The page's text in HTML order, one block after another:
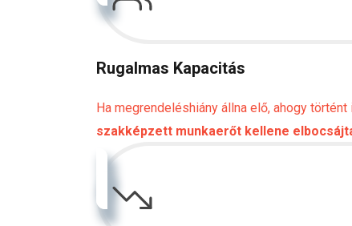
Rugalmas Kapacitás
Ha megrendeléshiány állna elő, ahogy
szakképzett munkaerőt kellene